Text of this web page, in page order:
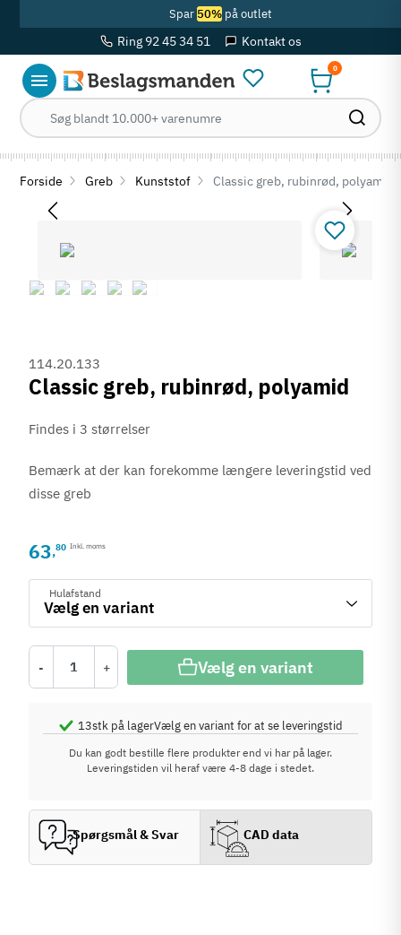
Spar 50%på outlet
Ring 92 45 34 51 Kontakt os
0
Forside Greb Kunststof Classic greb, rubinrød, polyamid
114.20.133
Classic greb, rubinrød, polyamid
Findes i 3 størrelser
Bemærk at der kan forekomme længere leveringstid ved
disse greb
63,80 Inkl. moms
Hulafstand
- + Vælg en variant
13stk på lagerVælg en variant for at se leveringstid
Du kan godt bestille flere produkter end vi har på lager.
Leveringstiden vil heraf være 4-8 dage i stedet.
Spørgsmål & Svar CAD data